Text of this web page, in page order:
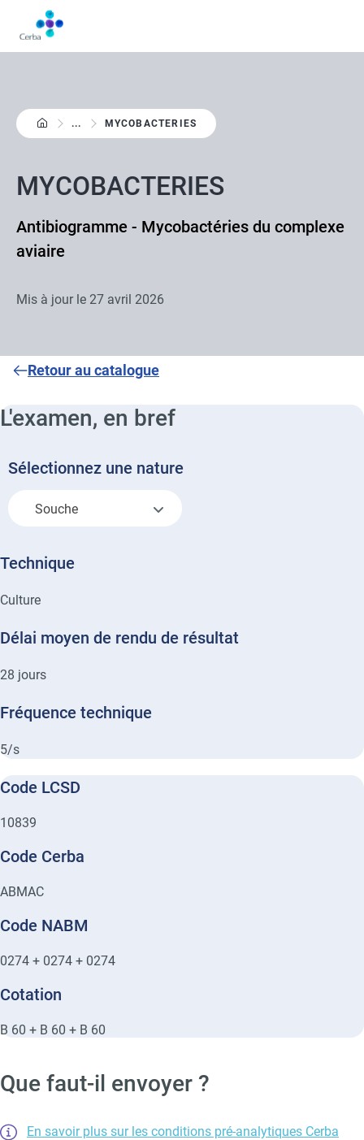
contenu
principal
... MYCOBACTERIES
MYCOBACTERIES
Antibiogramme - Mycobactéries du complexe
aviaire
Mis à jour le 27 avril 2026
Retour au catalogue
L'examen, en bref
Sélectionnez une nature
Souche
Technique
Culture
Délai moyen de rendu de résultat
28 jours
Fréquence technique
5/s
Code LCSD
10839
Code Cerba
ABMAC
Code NABM
0274 + 0274 + 0274
Cotation
B 60 + B 60 + B 60
Que faut-il envoyer ?
En savoir plus sur les conditions pré-analytiques Cerba